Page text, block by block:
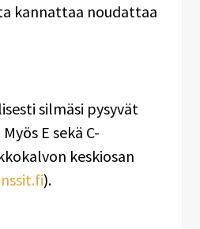
kannattaa noudattaa
silmäsi pysyvät
E sekä C-
keskiosan
).